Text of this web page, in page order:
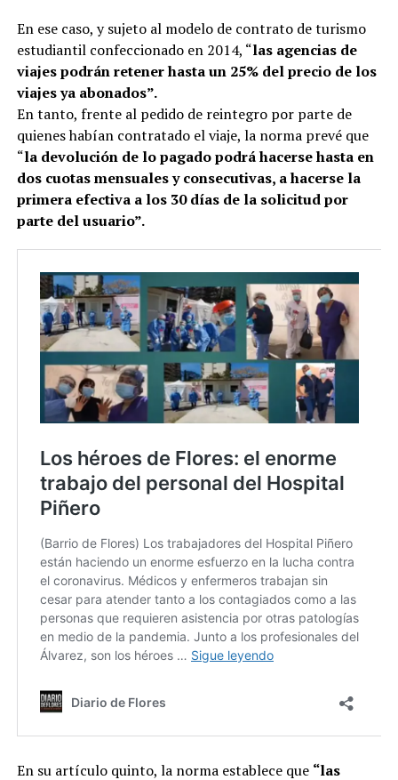
En ese caso, y sujeto al modelo de contrato de turismo
estudiantil confeccionado en 2014, “las agencias de
viajes podrán retener hasta un 25% del precio de los
viajes ya abonados”.
En tanto, frente al pedido de reintegro por parte de
quienes habían contratado el viaje, la norma prevé que
“la devolución de lo pagado podrá hacerse hasta en
dos cuotas mensuales y consecutivas, a hacerse la
primera efectiva a los 30 días de la solicitud por
parte del usuario”.
En su artículo quinto, la norma establece que “las